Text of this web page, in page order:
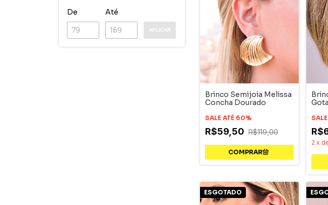
De Até
APLICAR
Brinco Semijoia Melissa
Concha Dourado
SALE ATÉ 60%
R$59,50 R$119,00
2 x
ESGOTADO